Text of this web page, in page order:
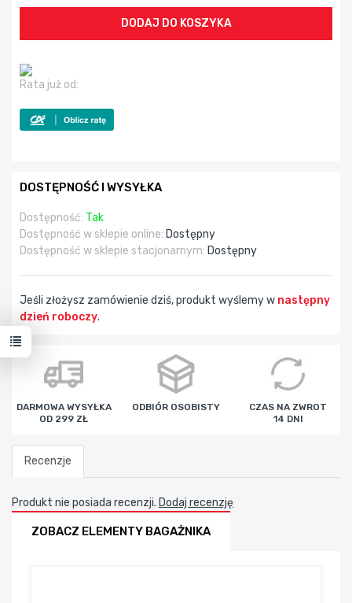
Rata już od:
DOSTĘPNOŚĆ I WYSYŁKA
Dostępność: Tak
Dostępność w sklepie online: Dostępny
Dostępność w sklepie stacjonarnym: Dostępny
Jeśli złożysz zamówienie dziś, produkt wyślemy w następny
dzień roboczy.
godz min
DARMOWA WYSYŁKA
OD 299 ZŁ
ODBIÓR OSOBISTY
CZAS NA ZWROT
14 DNI
Recenzje
Produkt nie posiada recenzji. Dodaj recenzję
ZOBACZ ELEMENTY BAGAŻNIKA